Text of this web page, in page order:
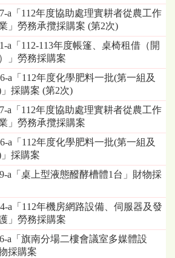
a「112年度協助處理實耕者從農工作
」勞務承攬採購案 (第2次)
a「112-113年度帳篷、桌椅租借（開
」勞務採購案
a「112年度化學肥料一批(第一組及
採購案 (第2次)
a「112年度協助處理實耕者從農工作
」勞務承攬採購案
a「112年度化學肥料一批(第一組及
採購案
a「桌上型液態醱酵槽體1台」財物採
a「112年機房網路設備、伺服器及發
」勞務採購案
a「旗南分場二樓會議室多媒體設
採購案